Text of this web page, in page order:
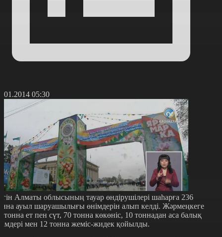
05:30
Алматы облысының тауар өндірушілері шаһарға 236
ауыл шаруашылығы өнімдерін алып келді. Жәрмеңкеге
тонна ет пен сүт, 70 тонна көкөніс, 10 тоннадан аса балық
мен 12 тонна жеміс-жидек қойылды.